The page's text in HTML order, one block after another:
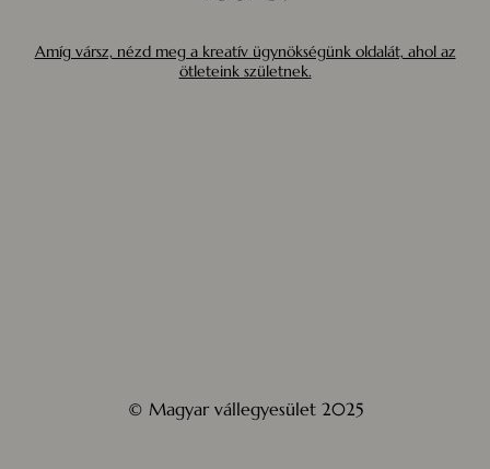
Amíg vársz, nézd meg a kreatív ügynökségünk oldalát, ahol az
ötleteink születnek.
© Magyar vállegyesület 2025